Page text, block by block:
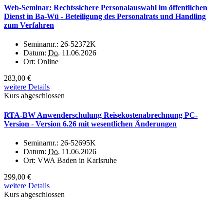
Web-Seminar: Rechtssichere Personalauswahl im öffentlichen
Dienst in Ba-Wü - Beteiligung des Personalrats und Handling
zum Verfahren
Seminarnr.: 26-52372K
Datum: Do. 11.06.2026
Ort: Online
283,00 €
weitere Details
Kurs abgeschlossen
RTA-BW Anwenderschulung Reisekostenabrechnung PC-
Version - Version 6.26 mit wesentlichen Änderungen
Seminarnr.: 26-52695K
Datum: Do. 11.06.2026
Ort: VWA Baden in Karlsruhe
299,00 €
weitere Details
Kurs abgeschlossen